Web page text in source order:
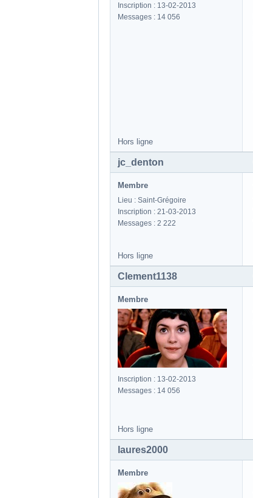
Inscription : 13-02-2013
Messages : 14 056
Hors ligne
jc_denton
Membre
Lieu : Saint-Grégoire
Inscription : 21-03-2013
Messages : 2 222
Hors ligne
Clement1138
Membre
Inscription : 13-02-2013
Messages : 14 056
Hors ligne
laures2000
Membre